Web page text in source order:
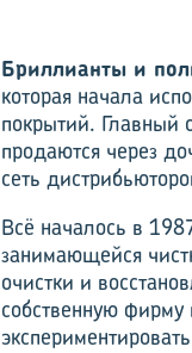
Бриллианты и
которая начала
покрытий. Главный
продаются через
сеть
Всё началось в
занимающейся
очистки и
собственную фирму